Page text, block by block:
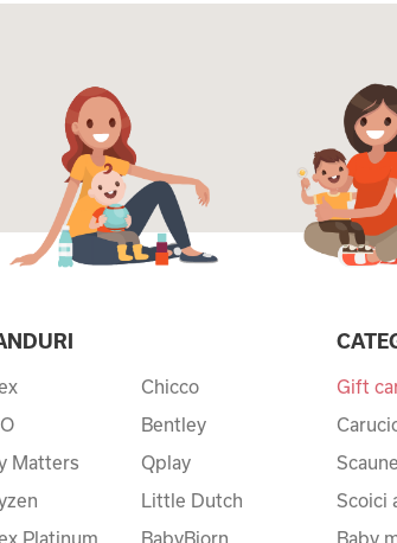
Matters
Platinum
Chicco
Bentley
Qplay
Little Dutch
BabyBjorn
Gift
Scoici
Baby